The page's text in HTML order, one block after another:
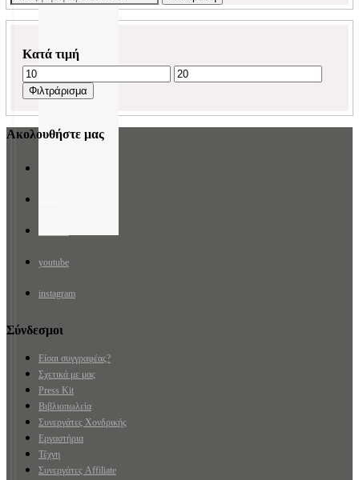
για:
Κατά τιμή
Ελάχιστη
τιμή
Μέγιστη
τιμή
Φιλτράρισμα
Ακολουθήστε μας
youtube
instagram
Σύνδεσμοι
Είσαι συγγραφέας?
Σχετικά με μας
Press Kit
Βιβλιοπωλεία
Συνεργάτες Χονδρικής
Εργαστήρια
Τέχνη
Συνεργάτες Affiliate